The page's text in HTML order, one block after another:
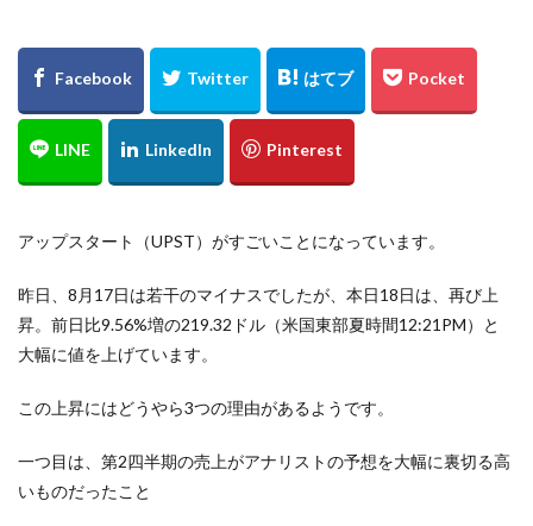
アップスタート（UPST）がすごいことになっています。
昨日、8月17日は若干のマイナスでしたが、本日18日は、再び上
昇。前日比9.56%増の219.32ドル（米国東部夏時間12:21PM）と
大幅に値を上げています。
この上昇にはどうやら3つの理由があるようです。
一つ目は、第2四半期の売上がアナリストの予想を大幅に裏切る高
いものだったこと